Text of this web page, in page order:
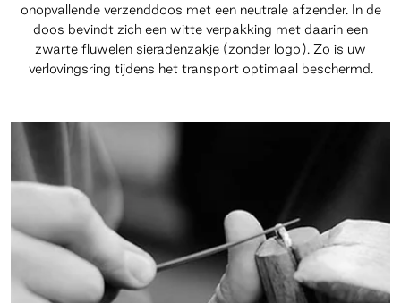
onopvallende verzenddoos met een neutrale afzender. In de
doos bevindt zich een witte verpakking met daarin een
zwarte fluwelen sieradenzakje (zonder logo). Zo is uw
verlovingsring tijdens het transport optimaal beschermd.